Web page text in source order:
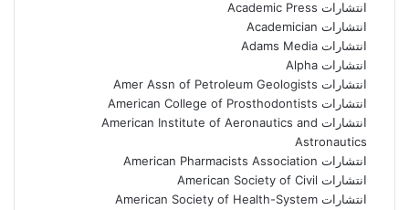
انتشارات Academic Press
انتشارات Academician
انتشارات Adams Media
انتشارات Alpha
انتشارات Amer Assn of Petroleum Geologists
انتشارات American College of Prosthodontists
انتشارات American Institute of Aeronautics and
Astronautics
انتشارات American Pharmacists Association
انتشارات American Society of Civil
انتشارات American Society of Health-System